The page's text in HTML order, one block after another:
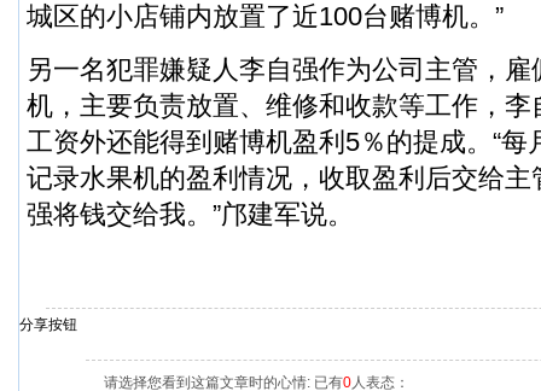
城区的小店铺内放置了近100台赌博机。”
另一名犯罪嫌疑人李自强作为公司主管，
机，主要负责放置、维修和收款等工作，
工资外还能得到赌博机盈利5％的提成。“每
记录水果机的盈利情况，收取盈利后交给
强将钱交给我。”邝建军说。
分享按钮
请选择您看到这篇文章时的心情: 已有0人表态：